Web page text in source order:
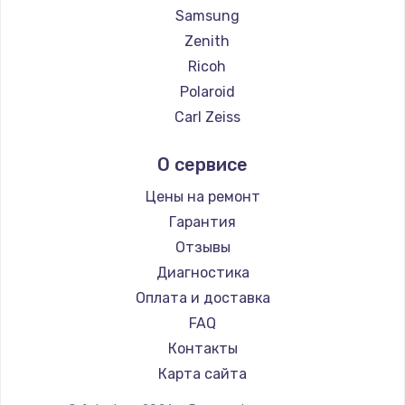
Samsung
Zenith
Ricoh
Polaroid
Carl Zeiss
LUMIX
Kodak
Blackmagic
О сервисе
Цены на ремонт
Гарантия
Отзывы
Диагностика
Оплата и доставка
FAQ
Контакты
Карта сайта